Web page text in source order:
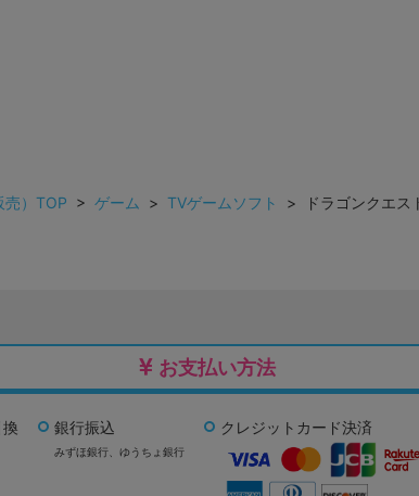
売）TOP > ゲーム > TVゲームソフト > ドラゴンクエス
お支払い方法
銀行振込
みずほ銀行、 ゆうちょ銀行
クレジットカード決済